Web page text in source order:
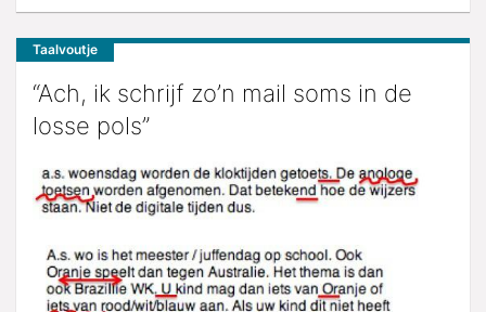
Taalvoutje
“Ach, ik schrijf zo’n mail soms in de
losse pols”